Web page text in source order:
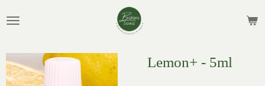
direct
de
hoofdinhoud
Lemon+ - 5ml